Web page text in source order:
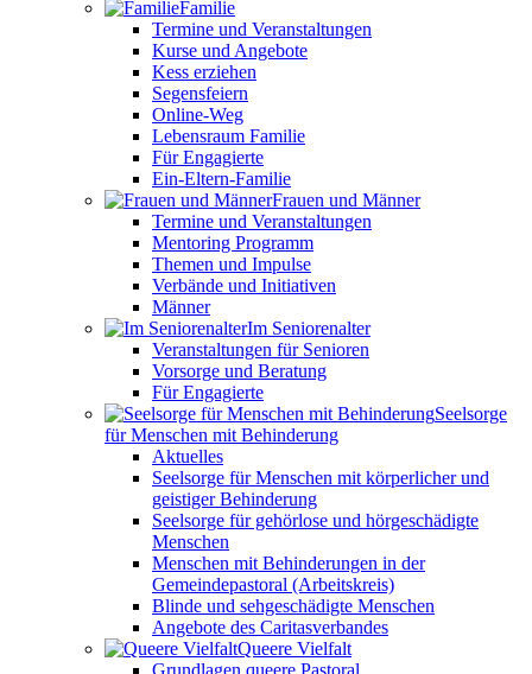
Familie
Termine und Veranstaltungen
Kurse und Angebote
Kess erziehen
Segensfeiern
Online-Weg
Lebensraum Familie
Für Engagierte
Ein-Eltern-Familie
Frauen und Männer
Termine und Veranstaltungen
Mentoring Programm
Themen und Impulse
Verbände und Initiativen
Männer
Im Seniorenalter
Veranstaltungen für Senioren
Vorsorge und Beratung
Für Engagierte
Seelsorge
für Menschen mit Behinderung
Aktuelles
Seelsorge für Menschen mit körperlicher und
geistiger Behinderung
Seelsorge für gehörlose und hörgeschädigte
Menschen
Menschen mit Behinderungen in der
Gemeindepastoral (Arbeitskreis)
Blinde und sehgeschädigte Menschen
Angebote des Caritasverbandes
Queere Vielfalt